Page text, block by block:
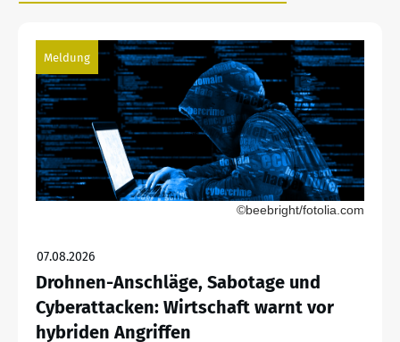
Meldung
©beebright/fotolia.com
07.08.2026
Drohnen-Anschläge, Sabotage und
Cyberattacken: Wirtschaft warnt vor
hybriden Angriffen